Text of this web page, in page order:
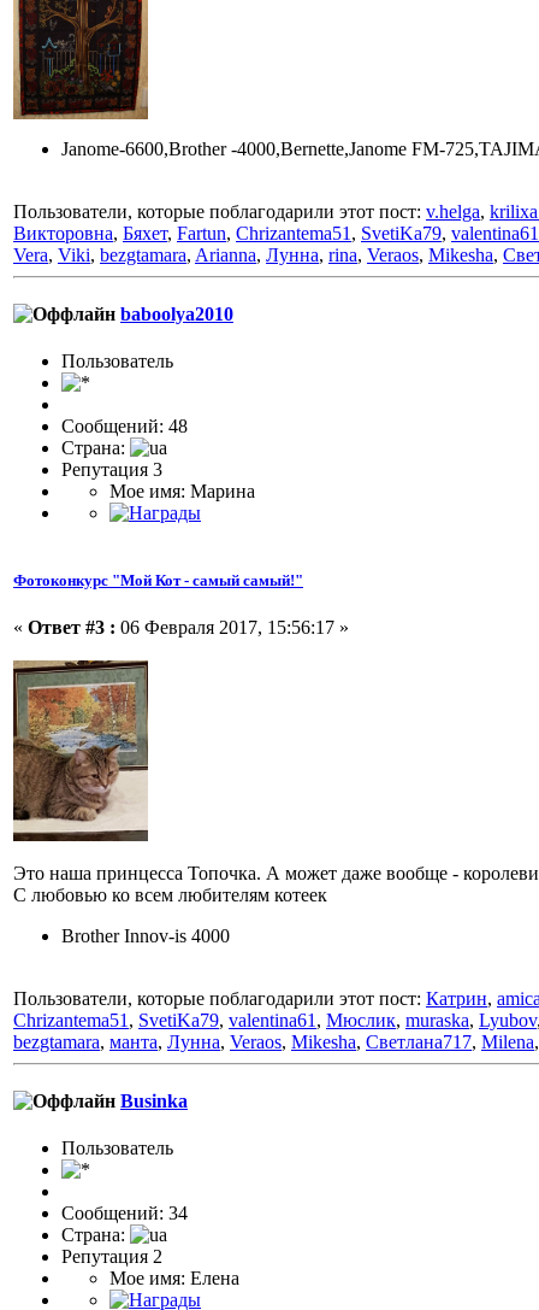
Janome-6600,Brother -4000,Bernette,Janome FM-
Пользователи, которые поблагодарили этот пост: v.helga,
Викторовна, Бяхет, Fartun, Chrizantema51 , SvetiKa79, valentina61
Vera, Viki, bezgtamara, Arianna, Лунна, rina, Veraos, Mikesha,
baboolya2010
Пользоватeль
Сообщений: 48
Страна:
Репутация 3
Мое имя: Марина
Фотоконкурс "Мой Кот - самый самый!"
« Ответ #3 : 06 Февраля 2017, 15:56:17 »
Это наша принцесса Топочка. А может даже вообще -
С любовью ко всем любителям котеек
Brother Innov-is 4000
Пользователи, которые поблагодарили этот пост: Катрин,
Chrizantema51 , SvetiKa79, valentina61 , Мюслик, muraska, Lyubov
bezgtamara, манта, Лунна, Veraos, Mikesha, Светлана717, Milena
Businka
Пользоватeль
Сообщений: 34
Страна:
Репутация 2
Мое имя: Елена